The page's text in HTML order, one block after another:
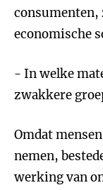
consumenten,
economische
- In welke
zwakkere
Omdat
nemen,
werking van